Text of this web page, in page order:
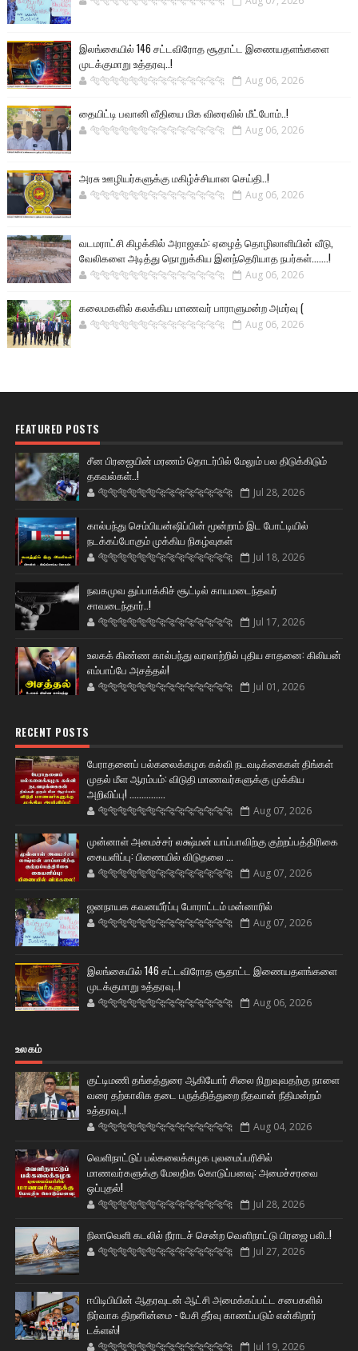
இலங்கையில் 146 சட்டவிரோத சூதாட்ட இணையதளங்களை
முடக்குமாறு உத்தரவு..!
🐅🐅🐅🐅🐅🐅🐆🐆🐆🐆🐆🐆🐆🐆 Aug 06, 2026
தையிட்டி பவானி வீதியை மிக விரைவில் மீட்போம்..!
🐅🐅🐅🐅🐅🐅🐆🐆🐆🐆🐆🐆🐆🐆 Aug 06, 2026
அரசு ஊழியர்களுக்கு மகிழ்ச்சியான செய்தி..!
🐅🐅🐅🐅🐅🐅🐆🐆🐆🐆🐆🐆🐆🐆 Aug 06, 2026
வடமராட்சி கிழக்கில் அராஜகம்: ஏழைத் தொழிலாளியின் வீடு,
வேலிகளை அடித்து நொறுக்கிய இனந்தெரியாத நபர்கள்.......!
🐅🐅🐅🐅🐅🐅🐆🐆🐆🐆🐆🐆🐆🐆 Aug 06, 2026
கலைமகளில் கலக்கிய மாணவர் பாராளுமன்ற அமர்வு (
🐅🐅🐅🐅🐅🐅🐆🐆🐆🐆🐆🐆🐆🐆 Aug 06, 2026
FEATURED POSTS
சீன பிரஜையின் மரணம் தொடர்பில் மேலும் பல திடுக்கிடும்
தகவல்கள்..!
🐅🐅🐅🐅🐅🐅🐆🐆🐆🐆🐆🐆🐆🐆 Jul 28, 2026
கால்பந்து செம்பியன்ஷிப்பின் மூன்றாம் இட போட்டியில்
நடக்கப்போகும் முக்கிய நிகழ்வுகள்
🐅🐅🐅🐅🐅🐅🐆🐆🐆🐆🐆🐆🐆🐆 Jul 18, 2026
நவகமுவ துப்பாக்கிச் சூட்டில் காயமடைந்தவர்
சாவடைந்தார்..!
🐅🐅🐅🐅🐅🐅🐆🐆🐆🐆🐆🐆🐆🐆 Jul 17, 2026
உலகக் கிண்ண கால்பந்து வரலாற்றில் புதிய சாதனை: கிலியன்
எம்பாப்பே அசத்தல்!
🐅🐅🐅🐅🐅🐅🐆🐆🐆🐆🐆🐆🐆🐆 Jul 01, 2026
RECENT POSTS
பேராதனைப் பல்கலைக்கழக கல்வி நடவடிக்கைகள் திங்கள்
முதல் மீள ஆரம்பம்: விடுதி மாணவர்களுக்கு முக்கிய
அறிவிப்பு! ...............
🐅🐅🐅🐅🐅🐅🐆🐆🐆🐆🐆🐆🐆🐆 Aug 07, 2026
முன்னாள் அமைச்சர் லக்ஷ்மன் யாப்பாவிற்கு குற்றப்பத்திரிகை
கையளிப்பு: பிணையில் விடுதலை ...
🐅🐅🐅🐅🐅🐅🐆🐆🐆🐆🐆🐆🐆🐆 Aug 07, 2026
ஜனநாயக கவனயீர்ப்பு போராட்டம் மன்னாரில்
🐅🐅🐅🐅🐅🐅🐆🐆🐆🐆🐆🐆🐆🐆 Aug 07, 2026
இலங்கையில் 146 சட்டவிரோத சூதாட்ட இணையதளங்களை
முடக்குமாறு உத்தரவு..!
🐅🐅🐅🐅🐅🐅🐆🐆🐆🐆🐆🐆🐆🐆 Aug 06, 2026
உலகம்
குட்டிமணி தங்கத்துரை ஆகியோர் சிலை நிறுவுவதற்கு நாளை
வரை தற்காலிக தடை பருத்தித்துறை நீதவான் நீதிமன்றம்
உத்தரவு..!
🐅🐅🐅🐅🐅🐅🐆🐆🐆🐆🐆🐆🐆🐆 Aug 04, 2026
வெளிநாட்டுப் பல்கலைக்கழக புலமைப்பரிசில்
மாணவர்களுக்கு மேலதிக கொடுப்பனவு: அமைச்சரவை
ஒப்புதல்!
🐅🐅🐅🐅🐅🐅🐆🐆🐆🐆🐆🐆🐆🐆 Jul 28, 2026
நிலாவெளி கடலில் நீராடச் சென்ற வௌிநாட்டு பிரஜை பலி..!
🐅🐅🐅🐅🐅🐅🐆🐆🐆🐆🐆🐆🐆🐆 Jul 27, 2026
ஈபிடிபியின் ஆதரவுடன் ஆட்சி அமைக்கப்பட்ட சபைகளில்
நிர்வாக திறனின்மை - பேசி தீர்வு காணப்படும் என்கிறார்
டக்ளஸ்!
🐅🐅🐅🐅🐅🐅🐆🐆🐆🐆🐆🐆🐆🐆 Jul 19, 2026